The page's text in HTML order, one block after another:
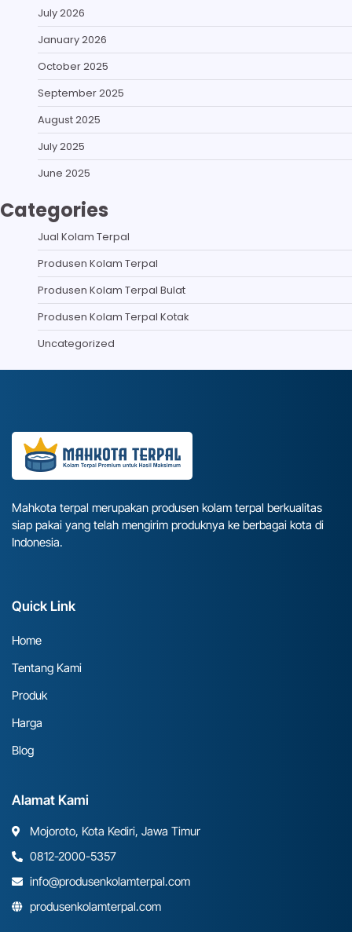
July 2026
January 2026
October 2025
September 2025
August 2025
July 2025
June 2025
Categories
Jual Kolam Terpal
Produsen Kolam Terpal
Produsen Kolam Terpal Bulat
Produsen Kolam Terpal Kotak
Uncategorized
Mahkota terpal merupakan produsen kolam terpal berkualitas
siap pakai yang telah mengirim produknya ke berbagai kota di
Indonesia.
Quick Link
Home
Tentang Kami
Produk
Harga
Blog
Alamat Kami
Mojoroto, Kota Kediri, Jawa Timur
0812-2000-5357
info@produsenkolamterpal.com
produsenkolamterpal.com